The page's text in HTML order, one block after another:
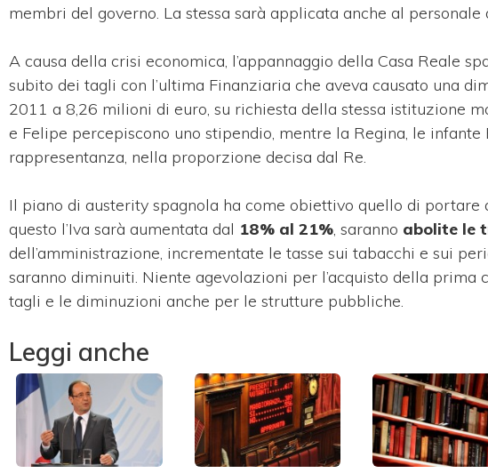
membri del governo. La stessa sarà applicata anche al personale
A causa della crisi economica, l’appannaggio della Casa Reale
subito dei tagli con l’ultima Finanziaria che aveva causato una
2011 a 8,26 milioni di euro, su richiesta della stessa istituzione
e Felipe percepiscono uno stipendio, mentre la Regina, le
rappresentanza, nella proporzione decisa dal Re.
Il piano di austerity spagnola ha come obiettivo quello di portare
questo l’Iva sarà aumentata dal 18% al 21% , saranno abolite le
dell’amministrazione, incrementate le tasse sui tabacchi e sui
saranno diminuiti. Niente agevolazioni per l’acquisto della prima
tagli e le diminuzioni anche per le strutture pubbliche.
Leggi anche